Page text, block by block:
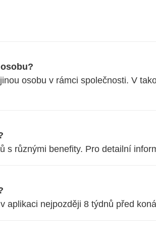
osobu v rámci společnosti. V
různými benefity. Pro detailní
aplikaci nejpozději 8 týdnů před